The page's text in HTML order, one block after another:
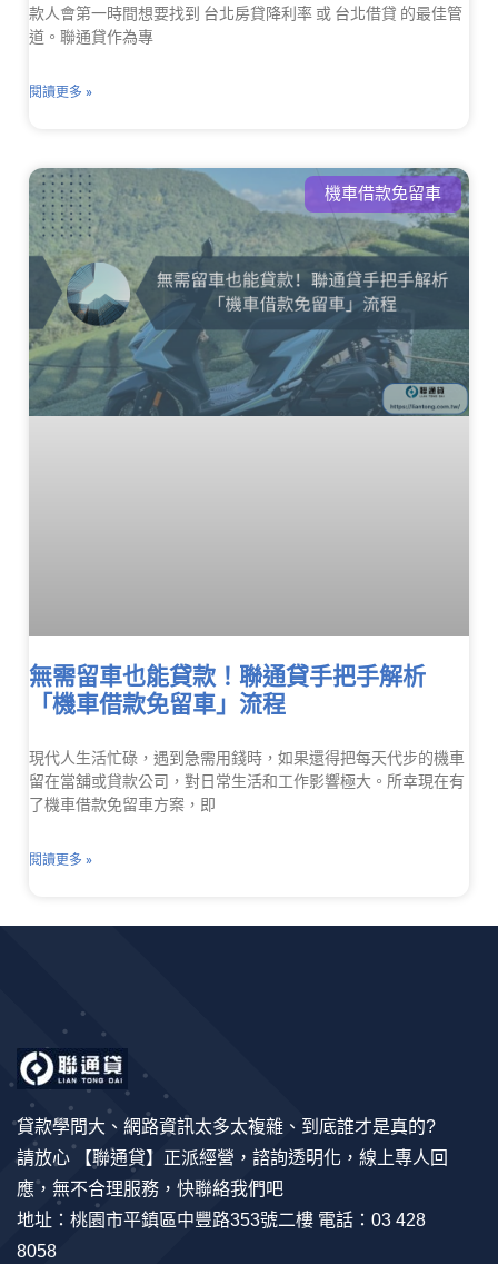
款人會第一時間想要找到 台北房貸降利率 或 台北借貸 的最佳管
道。聯通貸作為專
閱讀更多 »
機車借款免留車
無需留車也能貸款！聯通貸手把手解析
「機車借款免留車」流程
現代人生活忙碌，遇到急需用錢時，如果還得把每天代步的機車
留在當舖或貸款公司，對日常生活和工作影響極大。所幸現在有
了機車借款免留車方案，即
閱讀更多 »
貸款學問大、網路資訊太多太複雜、到底誰才是真的?
請放心 【聯通貸】正派經營，諮詢透明化，線上專人回
應，無不合理服務，快聯絡我們吧
地址：桃園市平鎮區中豐路353號二樓 電話：03 428
8058